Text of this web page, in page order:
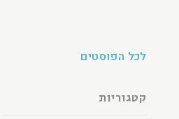
לכל הפוסטים
קטגוריות